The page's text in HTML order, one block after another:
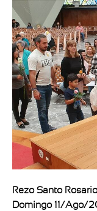
Rezo Santo
Domingo 11/Ago/